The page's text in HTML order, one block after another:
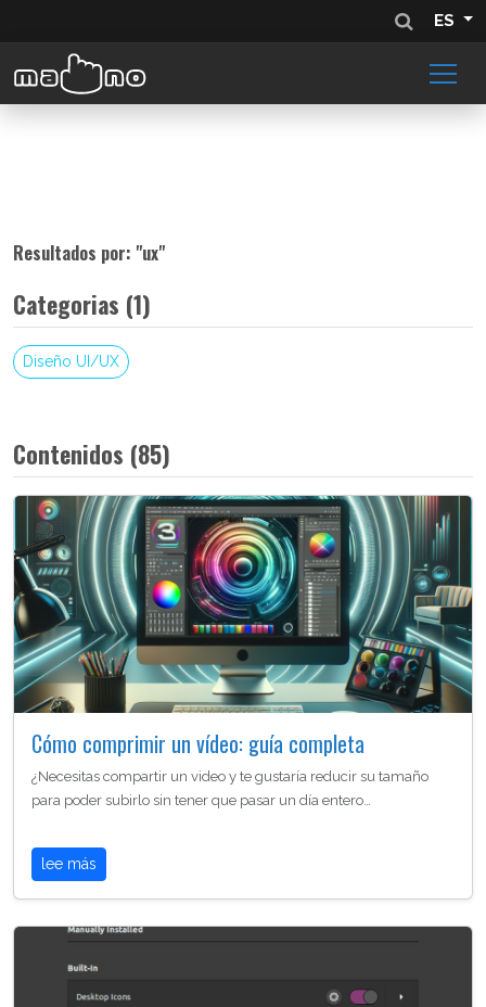
ES
Resultados por: "ux"
Categorias (1)
Diseño UI/UX
Contenidos (85)
Cómo comprimir un vídeo: guía completa
¿Necesitas compartir un video y te gustaría reducir su tamaño
para poder subirlo sin tener que pasar un día entero…
lee más